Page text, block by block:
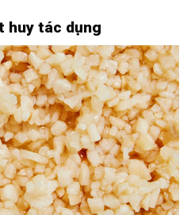
huy tác dụng